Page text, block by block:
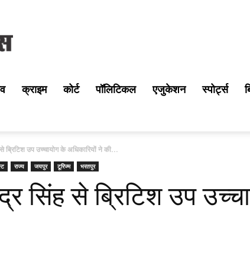
क्राइम कोर्ट पॉलिटिकल एजुकेशन स्पोर्ट्स
से ब्रिटिश उप उच्चायोग के अधिकारियों ने की...
राज्य जयपुर टूरिज्म भरतपुर
सिंह से ब्रिटिश उप